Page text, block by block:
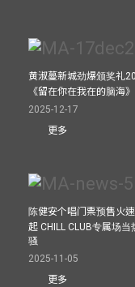
黄淑蔓新城劲爆颁奖礼
《留在你在我在的脑海
2025-12-17
更多
陈健安个唱门票预售火
起 CHILL CLUB专属场
骚
2025-11-05
更多